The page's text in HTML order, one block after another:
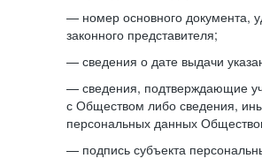
— номер основного документа,
законного представителя;
— сведения о дате выдачи
— сведения, подтверждающие
с Обществом либо сведения,
персональных данных
— подпись субъекта